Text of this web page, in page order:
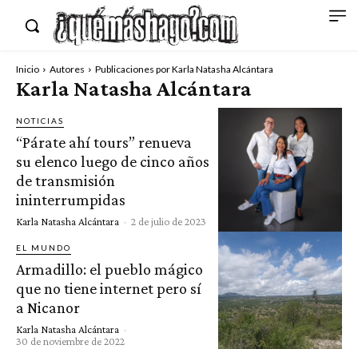
Inicio Autores Publicaciones por Karla Natasha Alcántara
Karla Natasha Alcántara
NOTICIAS
“Párate ahí tours” renueva
su elenco luego de cinco años
de transmisión
ininterrumpidas
Karla Natasha Alcántara - 2 de julio de 2023
EL MUNDO
Armadillo: el pueblo mágico
que no tiene internet pero sí
a Nicanor
Karla Natasha Alcántara -
30 de noviembre de 2022